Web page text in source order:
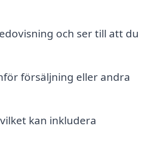
och ser till att du
försäljning eller andra
kan inkludera